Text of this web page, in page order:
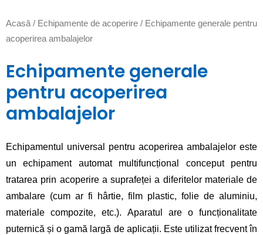
Acasă/ Echipamente de acoperire / Echipamente generale pentru
acoperirea ambalajelor
Echipamente generale
pentru acoperirea
ambalajelor
Echipamentul universal pentru acoperirea ambalajelor este
un echipament automat multifuncțional conceput pentru
tratarea prin acoperire a suprafeței a diferitelor materiale de
ambalare (cum ar fi hârtie, film plastic, folie de aluminiu,
materiale compozite, etc.). Aparatul are o funcționalitate
puternică și o gamă largă de aplicații. Este utilizat frecvent în